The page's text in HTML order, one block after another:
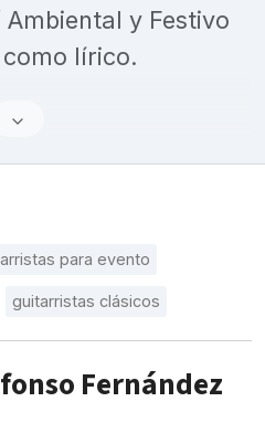
y Festivo
lírico.
para evento
guitarristas clásicos
Fernández